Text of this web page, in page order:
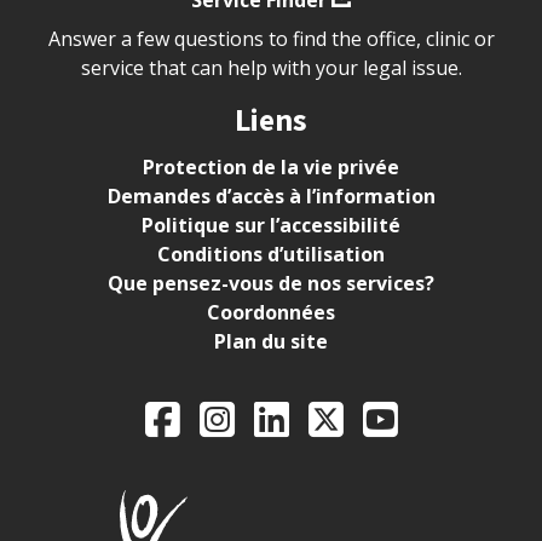
Answer a few questions to find the office, clinic or
service that can help with your legal issue.
Liens
Protection de la vie privée
Demandes d’accès à l’information
Politique sur l’accessibilité
Conditions d’utilisation
Que pensez-vous de nos services?
Coordonnées
Plan du site
Legal Aid Ontario
FacebookInstagram
LinkedIn
X YouTube